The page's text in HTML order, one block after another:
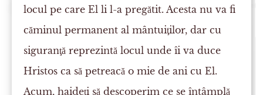
locul pe care El li l-a pregătit. Acesta nu va fi
căminul permanent al mântuiţilor, dar cu
siguranţă reprezintă locul unde îi va duce
Hristos ca să petreacă o mie de ani cu El.
Acum, haideţi să descoperim ce se întâmplă